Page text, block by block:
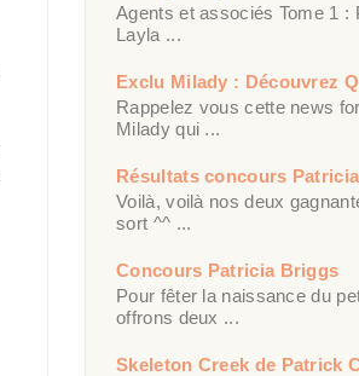
Agents et associés Tome 1 :
Layla ...
Exclu Milady : Découvrez
Rappelez vous cette news
Milady qui ...
Résultats concours
Voilà, voilà nos deux
sort ^^ ...
Concours Patricia Briggs
Pour fêter la naissance du
offrons deux ...
Skeleton Creek de Patrick